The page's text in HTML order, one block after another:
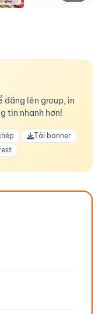
đăng lên group, in
tin nhanh hơn!
Tải banner